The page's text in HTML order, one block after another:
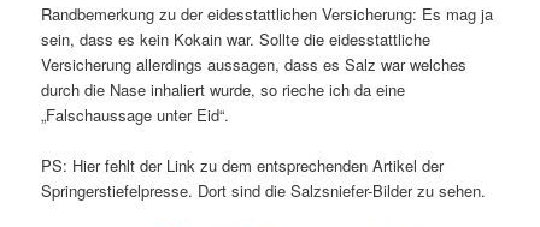
Randbemerkung zu der eidesstattlichen Versicherung: Es mag ja
sein, dass es kein Kokain war. Sollte die eidesstattliche
Versicherung allerdings aussagen, dass es Salz war welches
durch die Nase inhaliert wurde, so rieche ich da eine
„Falschaussage unter Eid“.
PS: Hier fehlt der Link zu dem entsprechenden Artikel der
Springerstiefelpresse. Dort sind die Salzsniefer-Bilder zu sehen.